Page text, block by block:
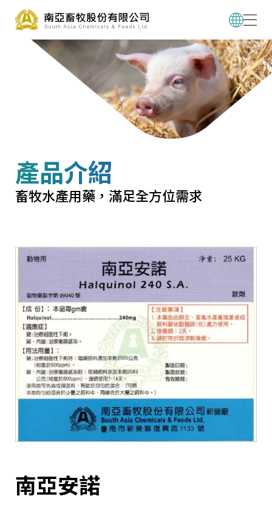
產品介紹
畜牧水產用藥，滿足全方位需求
南亞安諾